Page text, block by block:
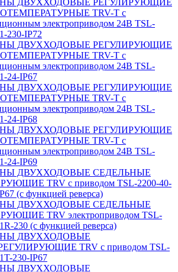
ДВУХХОДОВЫЕ РЕГУЛИРУЮЩИЕ
TRV-T с
электроприводом 24В TSL-
230-IP72
ДВУХХОДОВЫЕ РЕГУЛИРУЮЩИЕ
TRV-T с
электроприводом 24В TSL-
24-IP67
ДВУХХОДОВЫЕ РЕГУЛИРУЮЩИЕ
TRV-T с
электроприводом 24В TSL-
24-IP68
ДВУХХОДОВЫЕ РЕГУЛИРУЮЩИЕ
TRV-T с
электроприводом 24В TSL-
24-IP69
ДВУХХОДОВЫЕ СЕДЕЛЬНЫЕ
TRV с приводом TSL-2200-40-
(с функцией реверса)
ДВУХХОДОВЫЕ СЕДЕЛЬНЫЕ
TRV электроприводом TSL-
230 (с функцией реверса)
ДВУХХОДОВЫЕ
TRV с приводом TSL-
230-IP67
ДВУХХОДОВЫЕ